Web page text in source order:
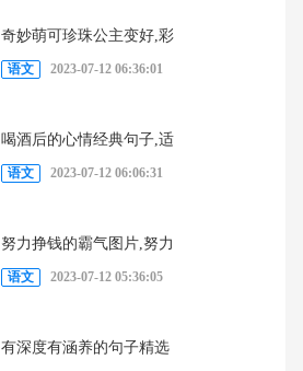
奇妙萌可珍珠公主变好,彩
语文 2023-07-12 06:36:01
喝酒后的心情经典句子,适
语文 2023-07-12 06:06:31
努力挣钱的霸气图片,努力
语文 2023-07-12 05:36:05
有深度有涵养的句子精选